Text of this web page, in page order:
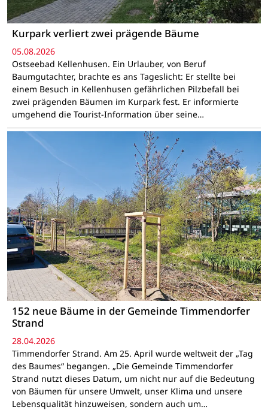
Kurpark verliert zwei prägende Bäume
05.08.2026
Ostseebad Kellenhusen. Ein Urlauber, von Beruf
Baumgutachter, brachte es ans Tageslicht: Er stellte bei
einem Besuch in Kellenhusen gefährlichen Pilzbefall bei
zwei prägenden Bäumen im Kurpark fest. Er informierte
umgehend die Tourist-Information über seine…
152 neue Bäume in der Gemeinde Timmendorfer
Strand
28.04.2026
Timmendorfer Strand. Am 25. April wurde weltweit der „Tag
des Baumes“ begangen. „Die Gemeinde Timmendorfer
Strand nutzt dieses Datum, um nicht nur auf die Bedeutung
von Bäumen für unsere Umwelt, unser Klima und unsere
Lebensqualität hinzuweisen, sondern auch um…